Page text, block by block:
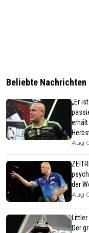
Beliebte Nachrichten
„Er
Aug
der
Aug
Der